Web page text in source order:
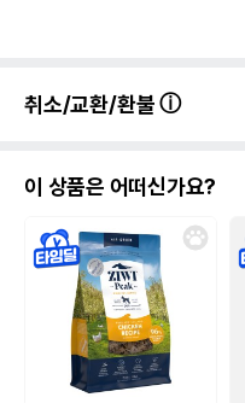
취소/교환/환불
이 상품은 어떠신가요?